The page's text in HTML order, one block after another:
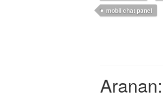
mobil chat panel
Aranan: